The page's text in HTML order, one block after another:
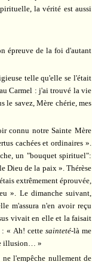
la vérité est aussi
épreuve de la foi d'autant
telle qu'elle se l'était
Carmel : j'ai trouvé la vie
le savez, Mère chérie, mes
connu notre Sainte Mère
cachées et ordinaires ».
un "bouquet spirituel":
Dieu de la paix ». Thérèse
extrêmement éprouvée,
». Le dimanche suivant,
m'assura n'en avoir reçu
vivait en elle et la faisait
: « Ah! cettesainteté-là me
illusion… »
l'empêche nullement de